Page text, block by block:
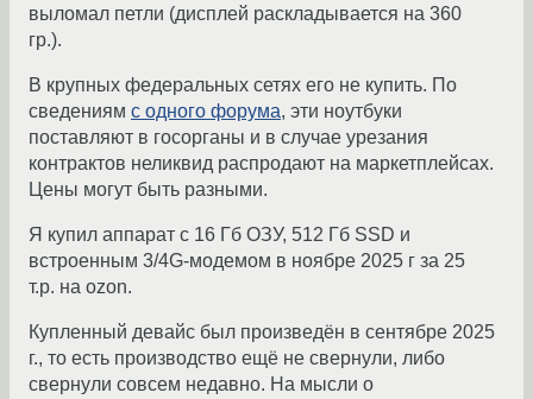
выломал петли (дисплей раскладывается на 360
гр.).
В крупных федеральных сетях его не купить. По
сведениям с одного форума, эти ноутбуки
поставляют в госорганы и в случае урезания
контрактов неликвид распродают на маркетплейсах.
Цены могут быть разными.
Я купил аппарат с 16 Гб ОЗУ, 512 Гб SSD и
встроенным 3/4G-модемом в ноябре 2025 г за 25
т.р. на ozon.
Купленный девайс был произведён в сентябре 2025
г., то есть производство ещё не свернули, либо
свернули совсем недавно. На мысли о